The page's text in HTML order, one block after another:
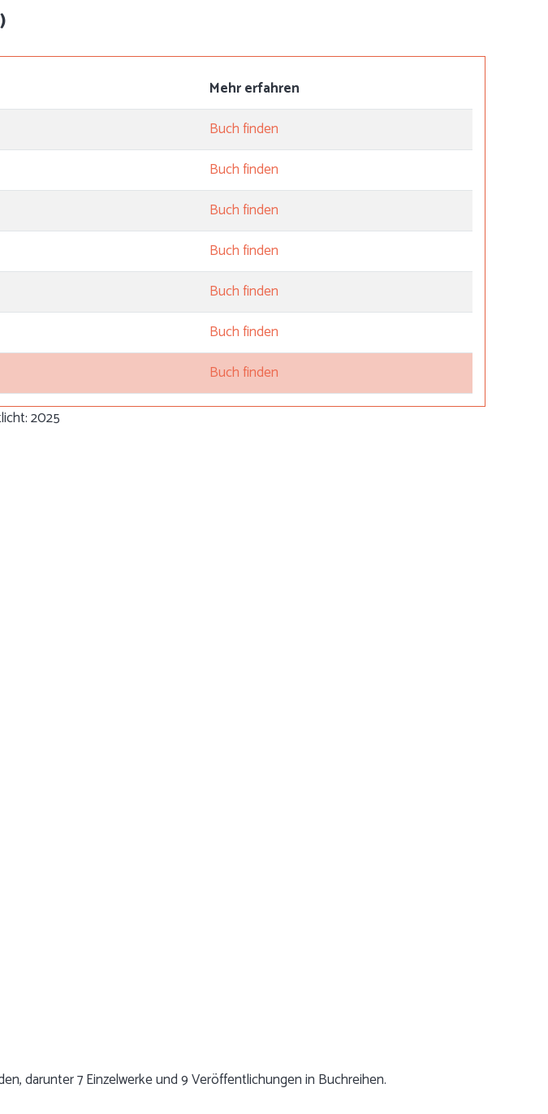
Mehr erfahren
Buch finden
Buch finden
Buch finden
Buch finden
Buch finden
Buch finden
Buch finden
2025
darunter 7 Einzelwerke und 9 Veröffentlichungen in Buchreihen.